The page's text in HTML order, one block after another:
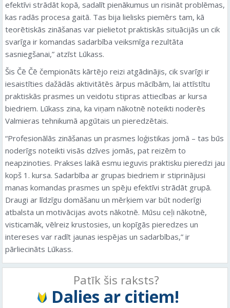
efektīvi strādāt kopā, sadalīt pienākumus un risināt problēmas,
kas radās procesa gaitā. Tas bija lielisks piemērs tam, kā
teorētiskās zināšanas var pielietot praktiskās situācijās un cik
svarīga ir komandas sadarbība veiksmīga rezultāta
sasniegšanai,” atzīst Lūkass.
Šis Čē Čē čempionāts kārtējo reizi atgādinājis, cik svarīgi ir
iesaistīties dažādās aktivitātēs ārpus mācībām, lai attīstītu
praktiskās prasmes un veidotu stipras attiecības ar kursa
biedriem. Lūkass zina, ka viņam nākotnē noteikti noderēs
Valmieras tehnikumā apgūtais un pieredzētais.
“Profesionālās zināšanas un prasmes loģistikas jomā – tas būs
noderīgs noteikti visās dzīves jomās, pat reizēm to
neapzinoties. Prakses laikā esmu ieguvis praktisku pieredzi jau
kopš 1. kursa. Sadarbība ar grupas biedriem ir stiprinājusi
manas komandas prasmes un spēju efektīvi strādāt grupā.
Draugi ar līdzīgu domāšanu un mērķiem var būt noderīgi
atbalsta un motivācijas avots nākotnē. Mūsu ceļi nākotnē,
visticamāk, vēlreiz krustosies, un kopīgās pieredzes un
intereses var radīt jaunas iespējas un sadarbības,” ir
pārliecināts Lūkass.
Patīk šis raksts?
Dalies ar citiem!